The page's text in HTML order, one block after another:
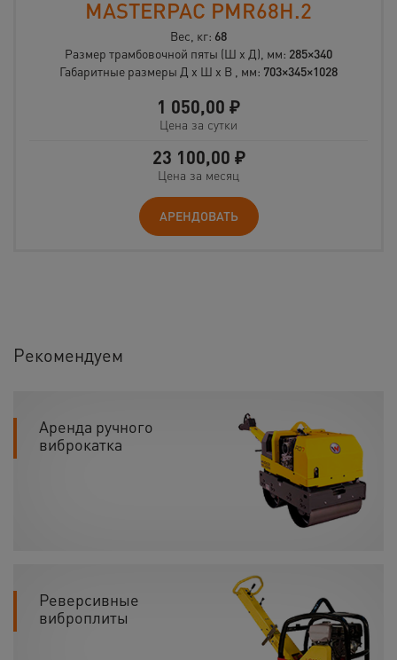
MASTERPAC PMR68H.2
Вес, кг: 68
Размер трамбовочной пяты (Ш x Д), мм: 285×340
Габаритные размеры Д x Ш x В , мм: 703×345×1028
1 050,00 ₽
Цена за сутки
23 100,00 ₽
Цена за месяц
АРЕНДОВАТЬ
Рекомендуем
Аренда ручного
виброкатка
Реверсивные
виброплиты